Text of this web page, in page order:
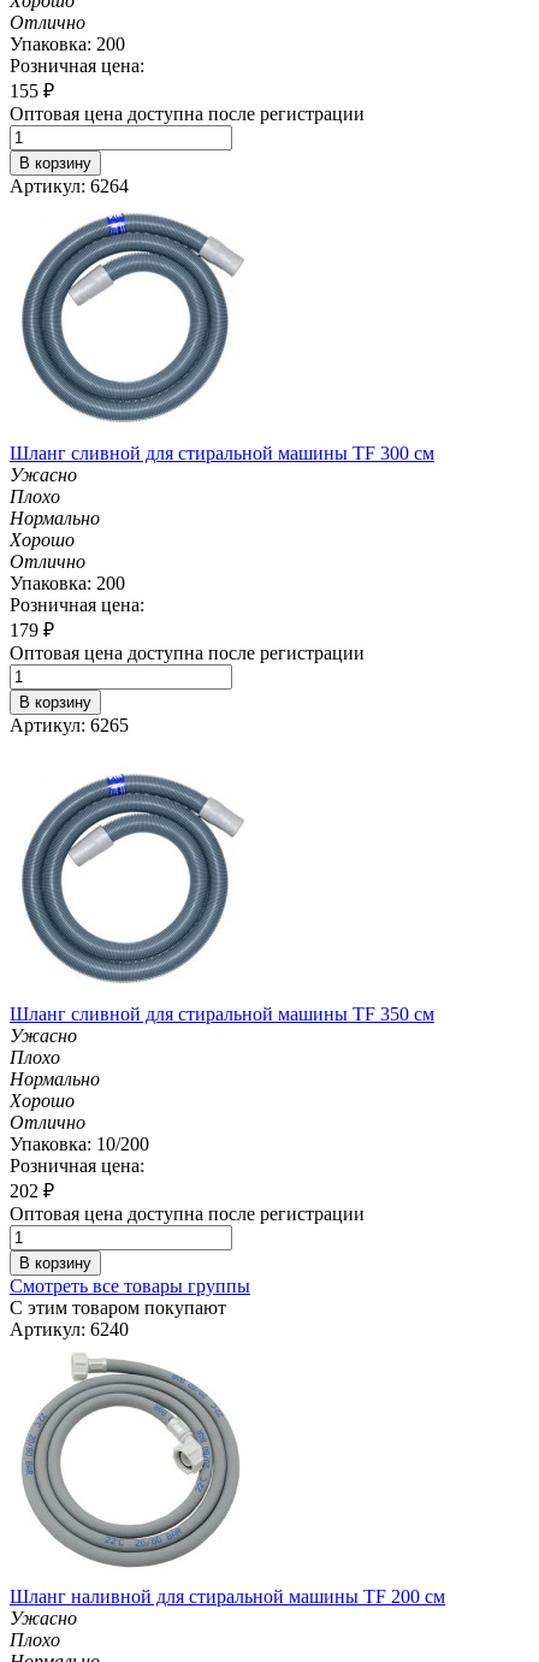
Отлично
Упаковка: 200
Розничная цена:
155 ₽
Оптовая цена доступна после регистрации
В корзину
Артикул: 6264
Шланг сливной для стиральной машины TF 300 см
Ужасно
Плохо
Нормально
Хорошо
Отлично
Упаковка: 200
Розничная цена:
179 ₽
Оптовая цена доступна после регистрации
В корзину
Артикул: 6265
Шланг сливной для стиральной машины TF 350 см
Ужасно
Плохо
Нормально
Хорошо
Отлично
Упаковка: 10/200
Розничная цена:
202 ₽
Оптовая цена доступна после регистрации
В корзину
Смотреть все товары группы
С этим товаром покупают
Артикул: 6240
Шланг наливной для стиральной машины TF 200 см
Ужасно
Плохо